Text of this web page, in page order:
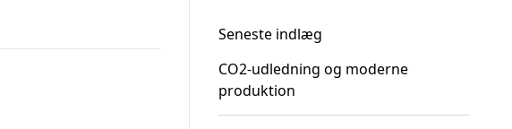
Seneste indlæg
CO2-udledning og moderne
produktion